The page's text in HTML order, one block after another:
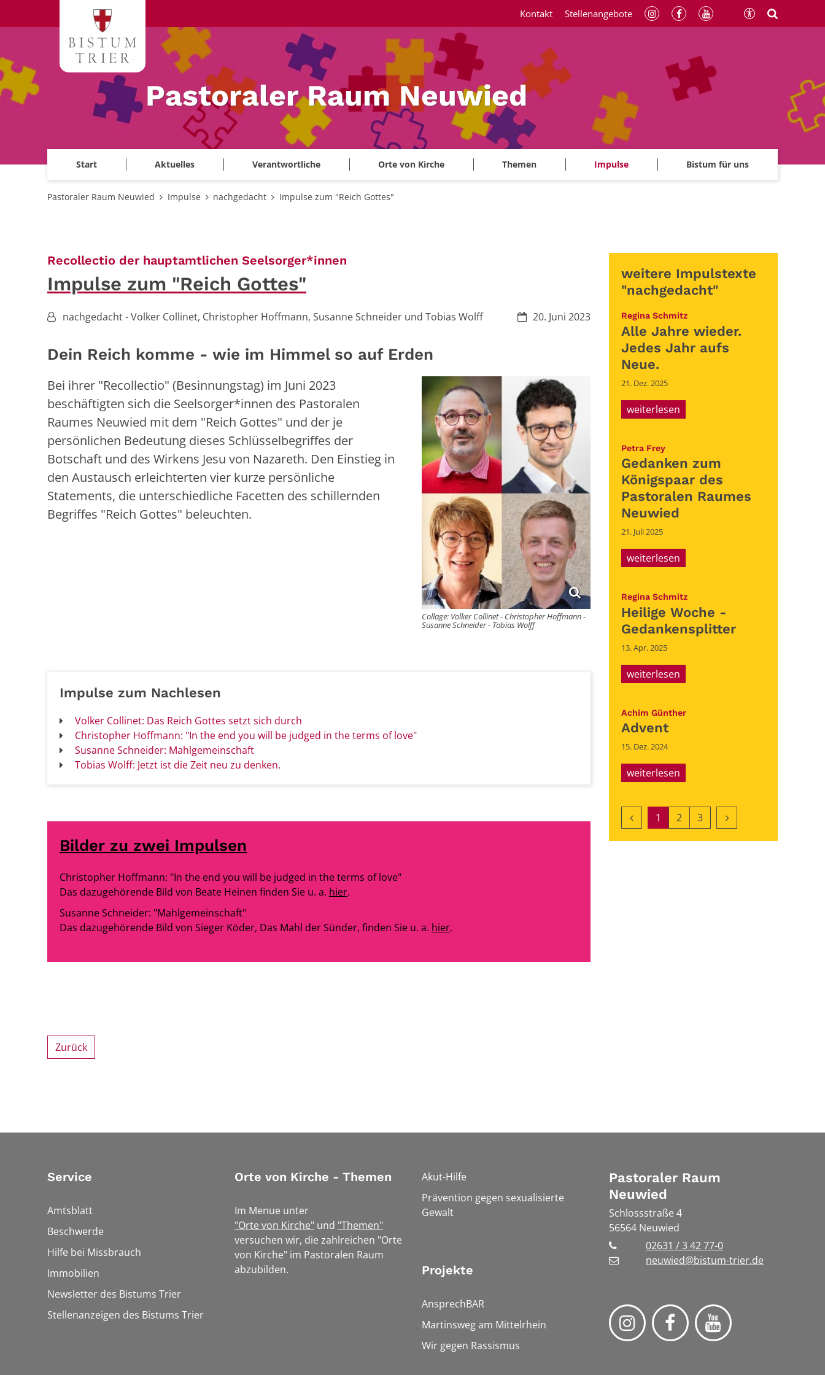
Pastoraler Raum Neuwied
Start Aktuelles Verantwortliche Orte von Kirche Themen Impulse Bistum für uns
Kontakt Stellenangebote
Pastoraler Raum Neuwied Impulse nachgedacht Impulse zum "Reich Gottes"
Recollectio der hauptamtlichen Seelsorger*innen
Impulse zum "Reich Gottes"
Datum:20. Juni 2023
Von:nachgedacht - Volker Collinet, Christopher Hoffmann, Susanne Schneider und Tobias Wolff
Dein Reich komme - wie im Himmel so auf Erden
Collage: Volker Collinet - Christopher Hoffmann -
Susanne Schneider - Tobias Wolff
Bei ihrer "Recollectio" (Besinnungstag) im Juni 2023
beschäftigten sich die Seelsorger*innen des Pastoralen
Raumes Neuwied mit dem "Reich Gottes" und der je
persönlichen Bedeutung dieses Schlüsselbegriffes der
Botschaft und des Wirkens Jesu von Nazareth. Den Einstieg in
den Austausch erleichterten vier kurze persönliche
Statements, die unterschiedliche Facetten des schillernden
Begriffes "Reich Gottes" beleuchten.
Impulse zum Nachlesen
Volker Collinet: Das Reich Gottes setzt sich durch
Christopher Hoffmann: "In the end you will be judged in the terms of love"
Susanne Schneider: Mahlgemeinschaft
Tobias Wolff: Jetzt ist die Zeit neu zu denken.
Bilder zu zwei Impulsen
Christopher Hoffmann: "In the end you will be judged in the terms of love"
Das dazugehörende Bild von Beate Heinen finden Sie u. a. hier.
Susanne Schneider: "Mahlgemeinschaft"
Das dazugehörende Bild von Sieger Köder, Das Mahl der Sünder, finden Sie u. a. hier.
weitere Impulstexte
"nachgedacht"
Regina Schmitz:
Alle Jahre wieder.
Jedes Jahr aufs
Neue.
21. Dez. 2025
weiterlesen
Petra Frey:
Gedanken zum
Königspaar des
Pastoralen Raumes
Neuwied
21. Juli 2025
weiterlesen
Regina Schmitz:
Heilige Woche -
Gedankensplitter
13. Apr. 2025
weiterlesen
Achim Günther:
Advent
15. Dez. 2024
weiterlesen
Vorherige Seite
1 2 3 Nächste Seite
Zurück
Service
Amtsblatt
Beschwerde
Hilfe bei Missbrauch
Immobilien
Newsletter des Bistums Trier
Stellenanzeigen des Bistums Trier
Orte von Kirche - Themen
Im Menue unter
"Orte von Kirche" und "Themen"
versuchen wir, die zahlreichen "Orte
von Kirche" im Pastoralen Raum
abzubilden.
Akut-Hilfe
Prävention gegen sexualisierte
Gewalt
Projekte
AnsprechBAR
Martinsweg am Mittelrhein
Wir gegen Rassismus
Pastoraler Raum
Neuwied
Schlossstraße 4
56564 Neuwied
02631 / 3 42 77-0
neuwied@bistum-trier.de